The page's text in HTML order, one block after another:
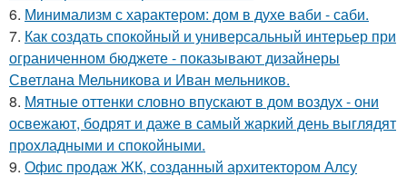
6. Минимализм с характером: дом в духе ваби - саби.
7. Как создать спокойный и универсальный интерьер при
ограниченном бюджете - показывают дизайнеры
Светлана Мельникова и Иван мельников.
8. Мятные оттенки словно впускают в дом воздух - они
освежают, бодрят и даже в самый жаркий день выглядят
прохладными и спокойными.
9. Офис продаж ЖК, созданный архитектором Алсу